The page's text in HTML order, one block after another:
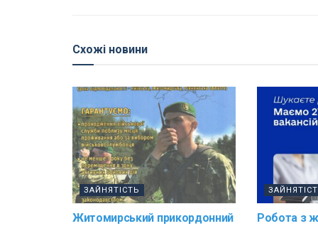
Схожі новини
ЗАЙНЯТІСТЬ
Житомирський прикордонний
Робота з